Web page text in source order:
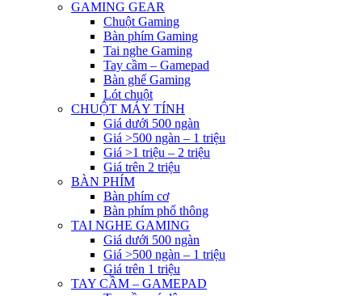
GAMING GEAR
Chuột Gaming
Bàn phím Gaming
Tai nghe Gaming
Tay cầm – Gamepad
Bàn ghế Gaming
Lót chuột
CHUỘT MÁY TÍNH
Giá dưới 500 ngàn
Giá >500 ngàn – 1 triệu
Giá >1 triệu – 2 triệu
Giá trên 2 triệu
BÀN PHÍM
Bàn phím cơ
Bàn phím phổ thông
TAI NGHE GAMING
Giá dưới 500 ngàn
Giá >500 ngàn – 1 triệu
Giá trên 1 triệu
TAY CẦM – GAMEPAD